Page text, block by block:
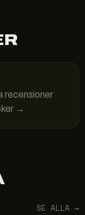
recensioner
→
SE ALLA →